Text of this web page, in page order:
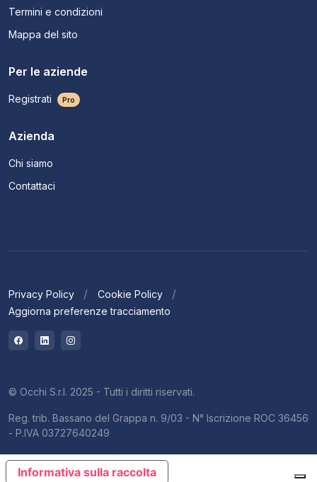
Termini e condizioni
Mappa del sito
Per le aziende
Registrati Pro
Azienda
Chi siamo
Contattaci
Privacy Policy
Cookie Policy
Aggiorna preferenze tracciamento
© Occhi S.r.l. 2025 - Tutti i diritti riservati.
Reg. trib. Bassano del Grappa n. 9/03 - N° Iscrizione ROC 36456
- P.IVA 03727640249
Informativa sulla raccolta